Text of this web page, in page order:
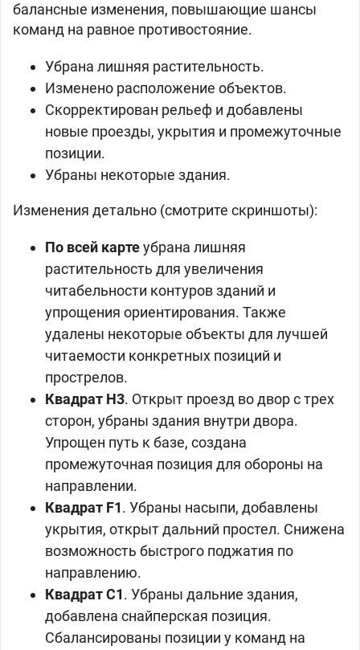
балансные изменения, повышающие шансы
команд на равное противостояние.
Убрана лишняя растительность.
Изменено расположение объектов.
Скорректирован рельеф и добавлены
новые проезды, укрытия и промежуточные
позиции.
Убраны некоторые здания.
Изменения детально (смотрите скриншоты):
По всей картеубрана лишняя
растительность для увеличения
читабельности контуров зданий и
упрощения ориентирования. Также
удалены некоторые объекты для лучшей
читаемости конкретных позиций и
прострелов.
Квадрат H3. Открыт проезд во двор с трех
сторон, убраны здания внутри двора.
Упрощен путь к базе, создана
промежуточная позиция для обороны на
направлении.
Квадрат F1. Убраны насыпи, добавлены
укрытия, открыт дальний простел. Снижена
возможность быстрого поджатия по
направлению.
КвадратС1. Убраны дальние здания,
добавлена снайперская позиция.
Сбалансированы позиции у команд на